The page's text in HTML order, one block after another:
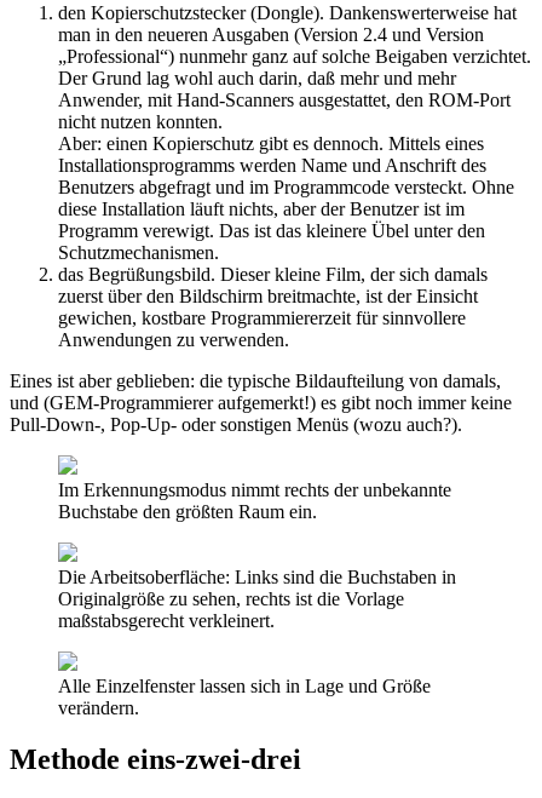
den Kopierschutzstecker (Dongle). Dankenswerterweise hat
man in den neueren Ausgaben (Version 2.4 und Version
„Professional“) nunmehr ganz auf solche Beigaben verzichtet.
Der Grund lag wohl auch darin, daß mehr und mehr
Anwender, mit Hand-Scanners ausgestattet, den ROM-Port
nicht nutzen konnten.
Aber: einen Kopierschutz gibt es dennoch. Mittels eines
Installationsprogramms werden Name und Anschrift des
Benutzers abgefragt und im Programmcode versteckt. Ohne
diese Installation läuft nichts, aber der Benutzer ist im
Programm verewigt. Das ist das kleinere Übel unter den
Schutzmechanismen.
das Begrüßungsbild. Dieser kleine Film, der sich damals
zuerst über den Bildschirm breitmachte, ist der Einsicht
gewichen, kostbare Programmiererzeit für sinnvollere
Anwendungen zu verwenden.
Eines ist aber geblieben: die typische Bildaufteilung von damals,
und (GEM-Programmierer aufgemerkt!) es gibt noch immer keine
Pull-Down-, Pop-Up- oder sonstigen Menüs (wozu auch?).
Im Erkennungsmodus nimmt rechts der unbekannte
Buchstabe den größten Raum ein.
Die Arbeitsoberfläche: Links sind die Buchstaben in
Originalgröße zu sehen, rechts ist die Vorlage
maßstabsgerecht verkleinert.
Alle Einzelfenster lassen sich in Lage und Größe
verändern.
Methode eins-zwei-drei